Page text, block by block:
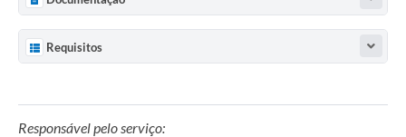
Galeria de Vídeos
Secretarias
Contas Públicas
Requisitos
Responsável pelo serviço: